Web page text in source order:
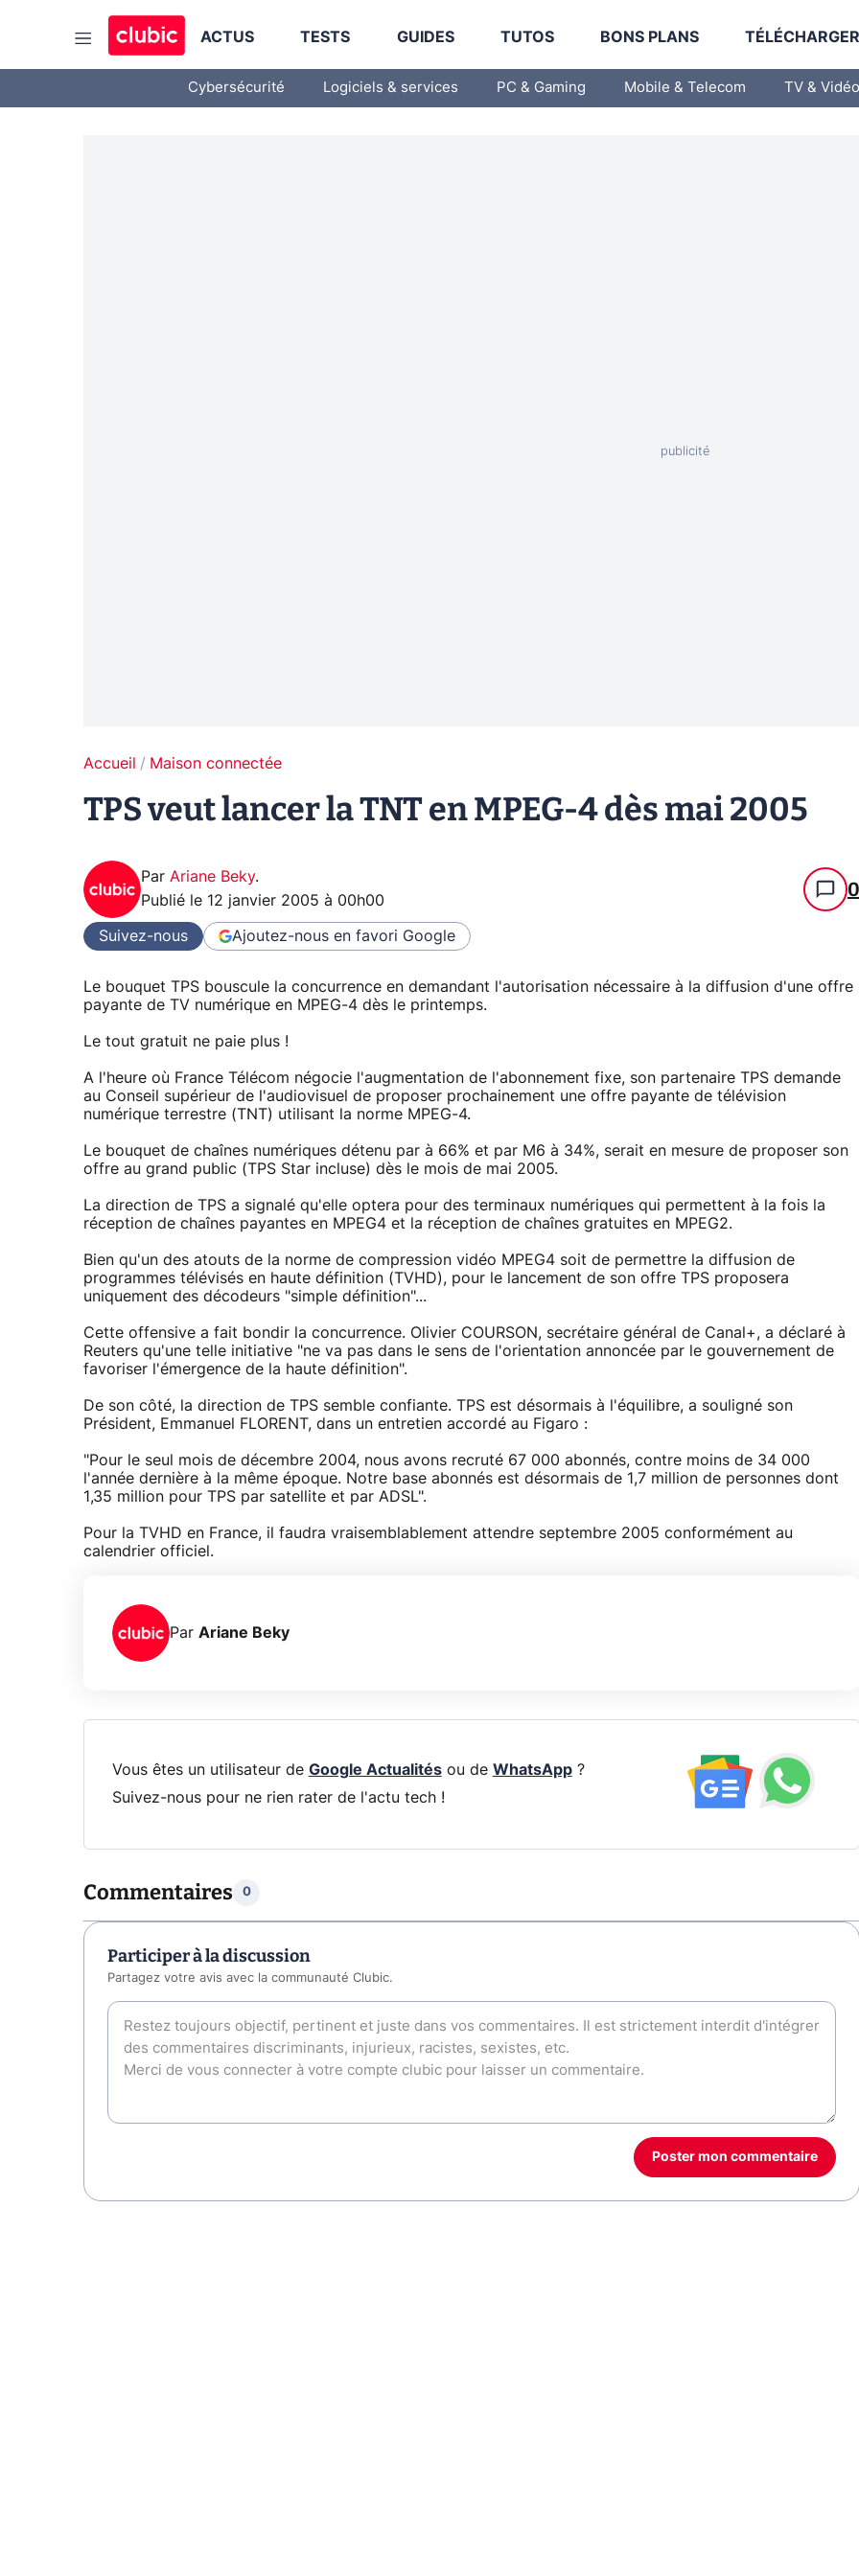
ACTUS TESTS GUIDES TUTOS BONS PLANS
Cybersécurité Logiciels & services PC & Gaming Mobile & Telecom TV & Vidéo
Accueil Maison connectée
TPS veut lancer la TNT en MPEG-4 dès mai 2005
Par Ariane Beky.
Publié le 12 janvier 2005 à 00h00 0
Suivez-nous Ajoutez-nous en favori Google
Le bouquet TPS bouscule la concurrence en demandant l'autorisation nécessaire à la diffusion d'une offre
payante de TV numérique en MPEG-4 dès le printemps.
Le tout gratuit ne paie plus !
A l'heure où France Télécom négocie l'augmentation de l'abonnement fixe, son partenaire TPS demande
au Conseil supérieur de l'audiovisuel de proposer prochainement une offre payante de télévision
numérique terrestre (TNT) utilisant la norme MPEG-4.
Le bouquet de chaînes numériques détenu par à 66% et par M6 à 34%, serait en mesure de proposer son
offre au grand public (TPS Star incluse) dès le mois de mai 2005.
La direction de TPS a signalé qu'elle optera pour des terminaux numériques qui permettent à la fois la
réception de chaînes payantes en MPEG4 et la réception de chaînes gratuites en MPEG2.
Bien qu'un des atouts de la norme de compression vidéo MPEG4 soit de permettre la diffusion de
programmes télévisés en haute définition (TVHD), pour le lancement de son offre TPS proposera
uniquement des décodeurs "simple définition"...
Cette offensive a fait bondir la concurrence. Olivier COURSON, secrétaire général de Canal+, a déclaré à
Reuters qu'une telle initiative "ne va pas dans le sens de l'orientation annoncée par le gouvernement de
favoriser l'émergence de la haute définition".
De son côté, la direction de TPS semble confiante. TPS est désormais à l'équilibre, a souligné son
Président, Emmanuel FLORENT, dans un entretien accordé au Figaro :
"Pour le seul mois de décembre 2004, nous avons recruté 67 000 abonnés, contre moins de 34 000
l'année dernière à la même époque. Notre base abonnés est désormais de 1,7 million de personnes dont
1,35 million pour TPS par satellite et par ADSL".
Pour la TVHD en France, il faudra vraisemblablement attendre septembre 2005 conformément au
calendrier officiel.
Par Ariane Beky
Vous êtes un utilisateur de Google Actualitésou de WhatsApp?
Suivez-nous pour ne rien rater de l'actu tech !
Commentaires 0
Participer à la discussion
Partagez votre avis avec la communauté Clubic.
Poster mon commentaire